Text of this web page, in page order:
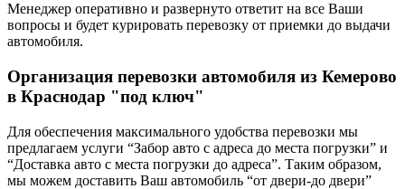
Менеджер оперативно и развернуто ответит на все Ваши
вопросы и будет курировать перевозку от приемки до выдачи
автомобиля.
Организация перевозки автомобиля из Кемерово
в Краснодар "под ключ"
Для обеспечения максимального удобства перевозки мы
предлагаем услуги “Забор авто с адреса до места погрузки” и
“Доставка авто с места погрузки до адреса”. Таким образом,
мы можем доставить Ваш автомобиль “от двери-до двери”